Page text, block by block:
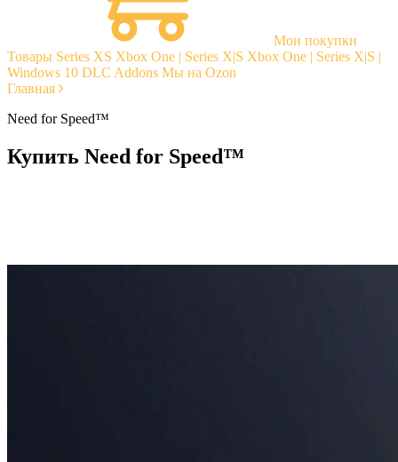
Мои покупки
Товары Series XS Xbox One | Series X|S Xbox One | Series X|S |
Windows 10 DLC Addons Мы на Ozon
Главная
Need for Speed™
Купить Need for Speed™